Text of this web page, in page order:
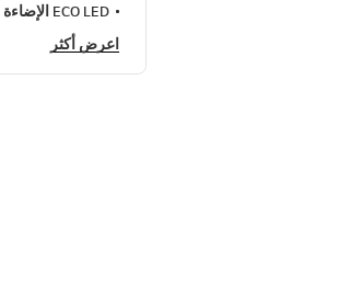
ECO LED الإضاءة الداخلية
اعرض أكثر